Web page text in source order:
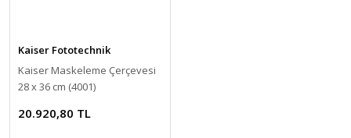
Kaiser Fototechnik
Kaiser Maskeleme Çerçevesi
28 x 36 cm (4001)
20.920,80 TL